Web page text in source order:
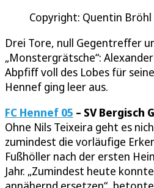
Copyright: Quentin Bröhl
Drei Tore, null Gegentreffer
„Monstergrätsche“:
Abpfiff voll des Lobes für
Hennef ging leer aus.
FC Hennef 05 – SV Bergisch
Ohne Nils Teixeira geht es
zumindest die vorläufige
Fußhöller nach der ersten
Jahr. „Zumindest heute